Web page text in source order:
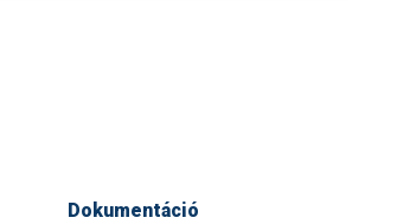
Dokumentáció